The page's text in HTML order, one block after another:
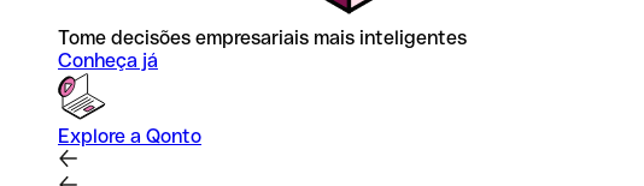
Tome decisões empresariais mais inteligentes
Conheça já
Explore a Qonto